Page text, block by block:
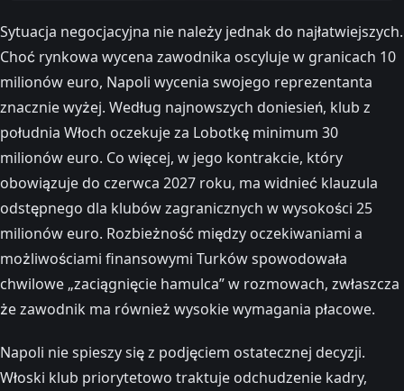
Sytuacja negocjacyjna nie należy jednak do najłatwiejszych.
Choć rynkowa wycena zawodnika oscyluje w granicach 10
milionów euro, Napoli wycenia swojego reprezentanta
znacznie wyżej. Według najnowszych doniesień, klub z
południa Włoch oczekuje za Lobotkę minimum 30
milionów euro. Co więcej, w jego kontrakcie, który
obowiązuje do czerwca 2027 roku, ma widnieć klauzula
odstępnego dla klubów zagranicznych w wysokości 25
milionów euro. Rozbieżność między oczekiwaniami a
możliwościami finansowymi Turków spowodowała
chwilowe „zaciągnięcie hamulca” w rozmowach, zwłaszcza
że zawodnik ma również wysokie wymagania płacowe.
Napoli nie spieszy się z podjęciem ostatecznej decyzji.
Włoski klub priorytetowo traktuje odchudzenie kadry,